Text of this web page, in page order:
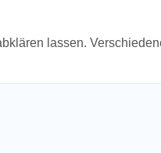
lassen.